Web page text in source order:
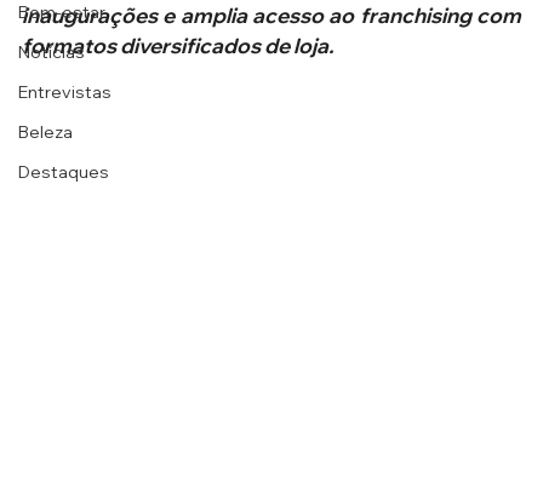
Bem-estar
Notícias
Entrevistas
Beleza
Destaques
inaugurações e amplia acesso ao franchising com
formatos diversificados de loja.